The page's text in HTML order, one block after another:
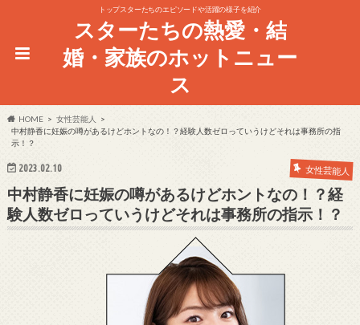
トップスターたちのエピソードや活躍の様子を紹介
スターたちの熱愛・結
婚・家族のホットニュー
ス
HOME
女性芸能人
中村静香に妊娠の噂があるけどホントなの！？経験人数ゼロっていうけどそれは事務所の指
示！？
2023.02.10 女性芸能人
中村静香に妊娠の噂があるけどホントなの！？経
験人数ゼロっていうけどそれは事務所の指示！？